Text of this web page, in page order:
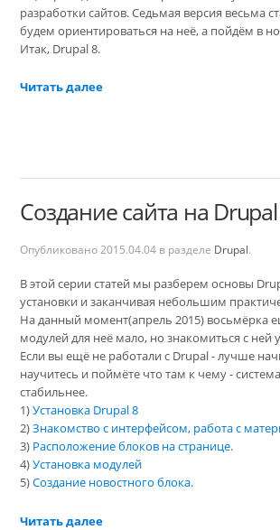
разработки сайтов. Седьмая версия весьма
будем ориентироваться на неё, а пойдём в
Итак, Drupal 8.
Читать далее
Создание сайта на
Опубликовано 2015.04.04 в разделе Drupal.
В этой серии статей мы разберем основы
установки и заканчивая небольшим
На данный момент(апрель 2015) восьмёрка
модулей для неё мало, но знакомиться с ней
Если вы ещё не работали с Drupal - лучше
научитесь и поймёте что там к чему -
стабильнее.
1)Установка Drupal 8
2)Знакомство с интерфейсом, работа с
3) Расположение блоков на странице.
4)Установка модулей
5)Создание новостного блока.
Читать далее